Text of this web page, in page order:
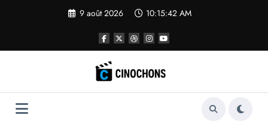
9 août 2026 10:15:43 AM